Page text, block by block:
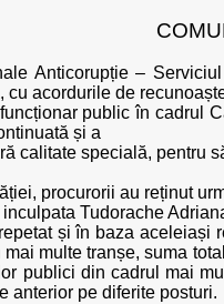
Anticorupție –
acordurile de
public în cadrul
și a
calitate specială, pentru
procurorii au reținut
Tudorache
și în baza
multe tranșe, suma
publici din cadrul mai
anterior pe diferite posturi.